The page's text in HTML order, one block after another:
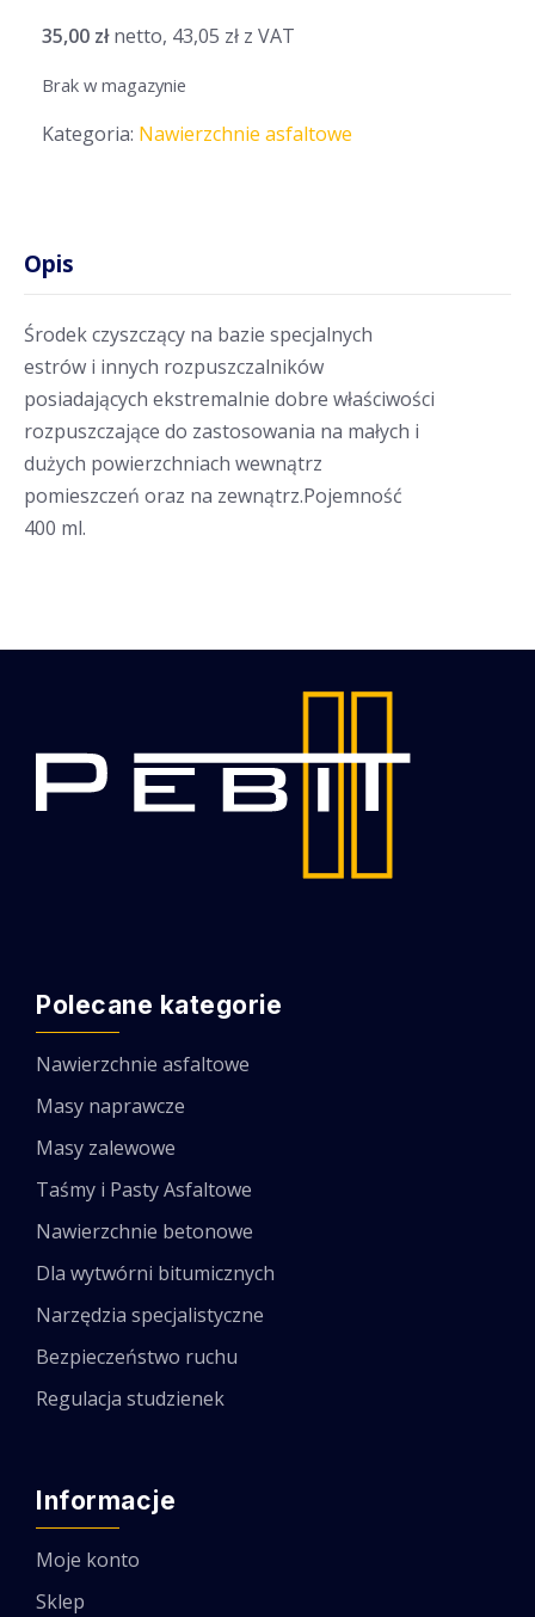
35,00 zł netto, 43,05 zł z VAT
Brak w magazynie
Kategoria: Nawierzchnie asfaltowe
Opis
Środek czyszczący na bazie specjalnych
estrów i innych rozpuszczalników
posiadających ekstremalnie dobre właściwości
rozpuszczające do zastosowania na małych i
dużych powierzchniach wewnątrz
pomieszczeń oraz na zewnątrz.Pojemność
400 ml.
Polecane kategorie
Nawierzchnie asfaltowe
Masy naprawcze
Masy zalewowe
Taśmy i Pasty Asfaltowe
Nawierzchnie betonowe
Dla wytwórni bitumicznych
Narzędzia specjalistyczne
Bezpieczeństwo ruchu
Regulacja studzienek
Informacje
Moje konto
Sklep